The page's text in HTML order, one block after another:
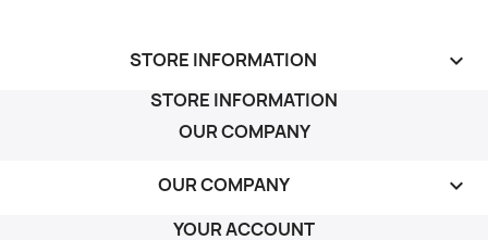
STORE INFORMATION keyboard_arrow_down
STORE INFORMATION
OUR COMPANY
OUR COMPANY 
YOUR ACCOUNT